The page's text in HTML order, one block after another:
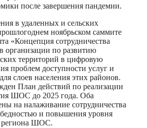
после завершения пандемии.
в удаленных и сельских
ноябрьском саммите
«Концепция сотрудничества
организации по развитию
территорий в цифровую
проблем доступности услуг и
слоев населения этих районов.
План действий по реализации
ШОС до 2025 года. Оба
на налаживание сотрудничества
и повышения уровня
региона ШОС.